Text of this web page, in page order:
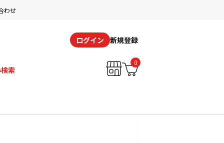
わせ
ログイン 新規登録
索
0